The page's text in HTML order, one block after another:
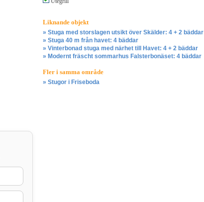
Liknande objekt
» Stuga med storslagen utsikt över Skälder: 4 + 2 bäddar
» Stuga 40 m från havet: 4 bäddar
» Vinterbonad stuga med närhet till Havet: 4 + 2 bäddar
» Modernt fräscht sommarhus Falsterbonäset: 4 bäddar
Fler i samma område
» Stugor i Friseboda